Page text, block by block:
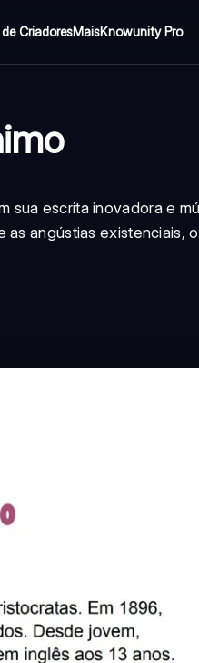
CriadoresMaisKnowunity Pro
sua escrita inovadora e
angústias existenciais,